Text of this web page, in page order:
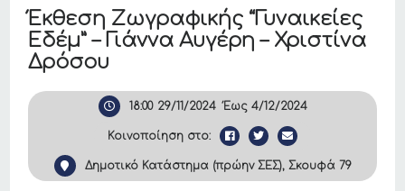
Έκθεση Ζωγραφικής “Γυναικείες
Εδέμ” – Γιάννα Αυγέρη – Χριστίνα
Δρόσου
18:00 29/11/2024Έως 4/12/2024
Κοινοποίηση στο:
Δημοτικό Κατάστημα (πρώην ΣΕΣ), Σκουφά 79